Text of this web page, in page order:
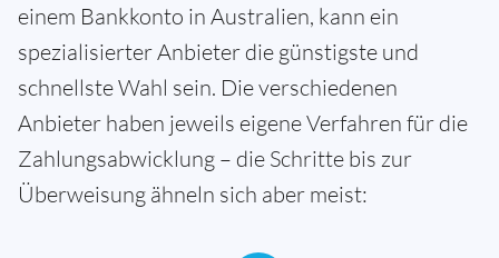
einem Bankkonto in Australien, kann ein
spezialisierter Anbieter die günstigste und
schnellste Wahl sein. Die verschiedenen
Anbieter haben jeweils eigene Verfahren für die
Zahlungsabwicklung – die Schritte bis zur
Überweisung ähneln sich aber meist: